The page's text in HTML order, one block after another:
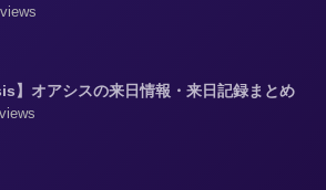
】オアシスの来日情報・来日記録まとめ